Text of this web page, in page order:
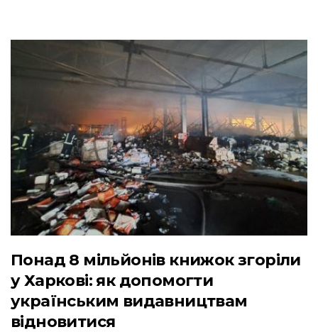
Понад 8 мільйонів книжок згоріли
у Харкові: як допомогти
українським видавництвам
відновитися